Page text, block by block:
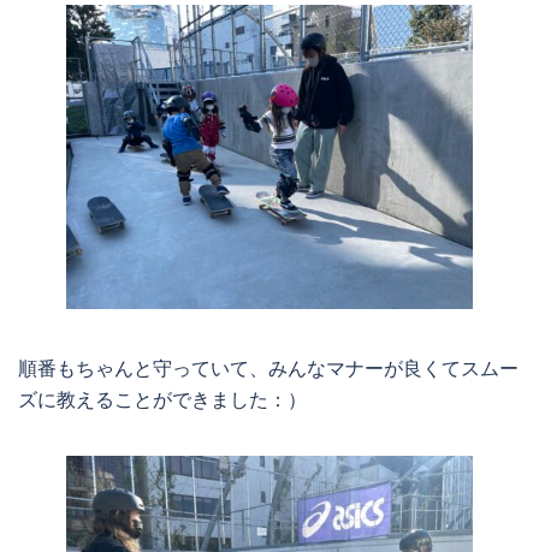
順番もちゃんと守っていて、みんなマナーが良くてスムー
ズに教えることができました：）